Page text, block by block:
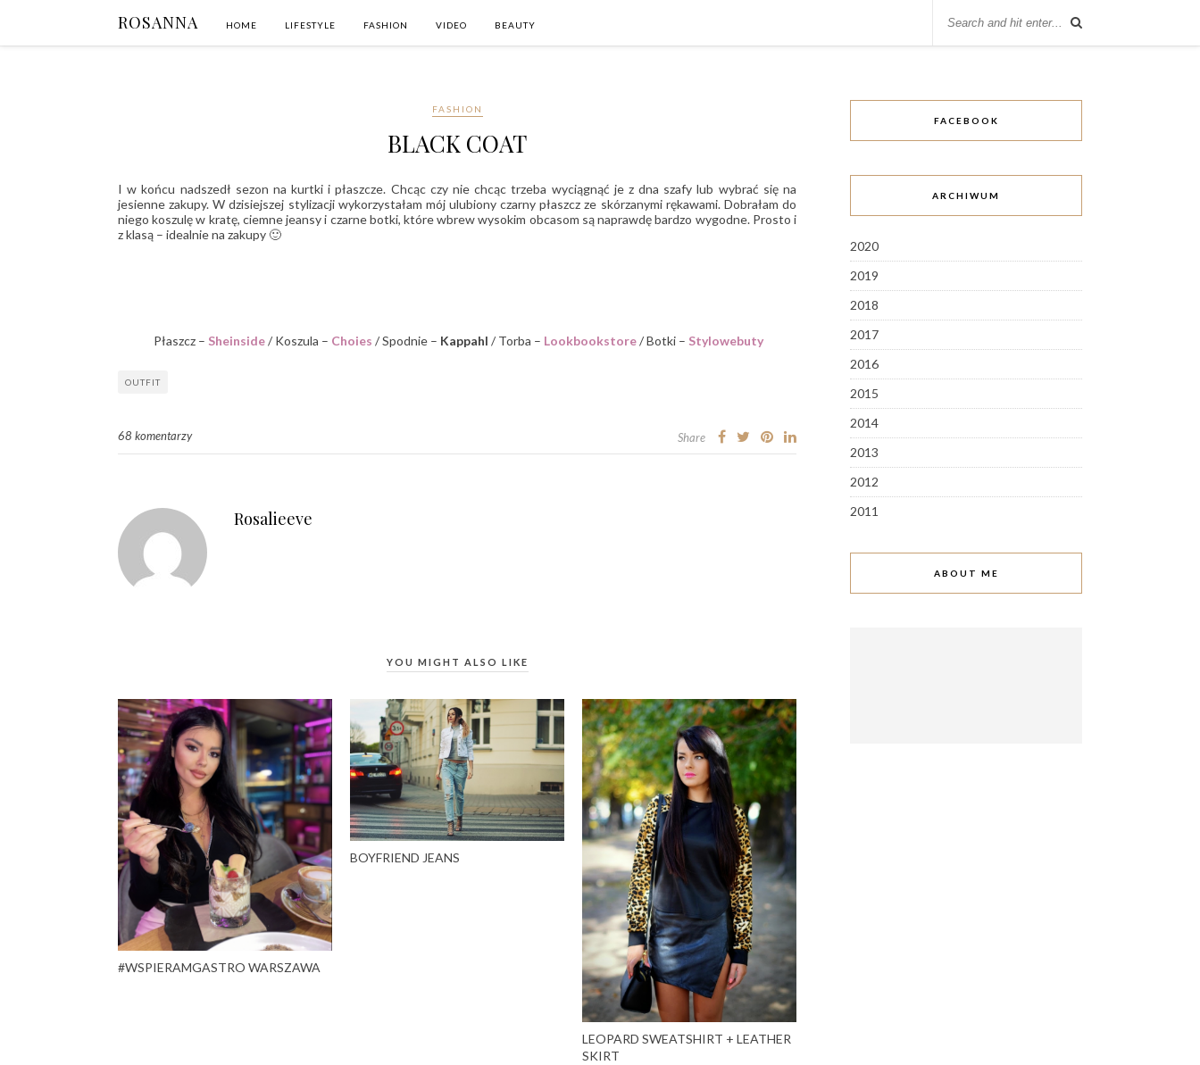
ROSANNA HOME LIFESTYLE FASHION VIDEO BEAUTY
FASHION
BLACK COAT
I w końcu nadszedł sezon na kurtki i płaszcze. Chcąc czy nie chcąc trzeba wyciągnąć je z dna szafy lub wybrać się na
jesienne zakupy. W dzisiejszej stylizacji wykorzystałam mój ulubiony czarny płaszcz ze skórzanymi rękawami. Dobrałam do
niego koszulę w kratę, ciemne jeansy i czarne botki, które wbrew wysokim obcasom są naprawdę bardzo wygodne. Prosto i
z klasą – idealnie na zakupy 🙂
Płaszcz – Sheinside/ Koszula – Choies / Spodnie – Kappahl / Torba – Lookbookstore/ Botki – Stylowebuty
OUTFIT
68 komentarzy Share
Rosalieeve
YOU MIGHT ALSO LIKE
#WSPIERAMGASTRO WARSZAWA
BOYFRIEND JEANS
LEOPARD SWEATSHIRT + LEATHER
SKIRT
FACEBOOK
ARCHIWUM
2020
2019
2018
2017
2016
2015
2014
2013
2012
2011
ABOUT ME